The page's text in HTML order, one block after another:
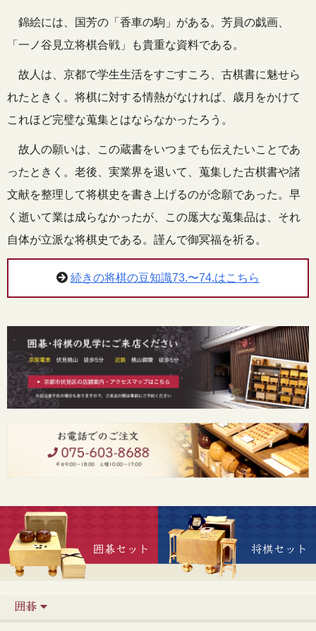
錦絵には、国芳の「香車の駒」がある。芳員の戯画、
「一ノ谷見立将棋合戦」も貴重な資料である。
故人は、京都で学生生活をすごすころ、古棋書に魅せら
れたときく。将棋に対する情熱がなければ、歳月をかけて
これほど完璧な蒐集とはならなかったろう。
故人の願いは、この蔵書をいつまでも伝えたいことであ
ったときく。老後、実業界を退いて、蒐集した古棋書や諸
文献を整理して将棋史を書き上げるのが念願であった。早
く逝いて業は成らなかったが、この厖大な蒐集品は、それ
自体が立派な将棋史である。謹んで御冥福を祈る。
続きの将棋の豆知識73.〜74.はこちら
囲碁